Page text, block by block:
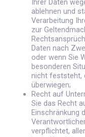
ablehnen und
Verarbeitung
zur
Daten nach
oder wenn Sie
besonderen
nicht feststeht,
überwiegen;
Recht auf
Sie das Recht
Einschränkung
verpflichtet,